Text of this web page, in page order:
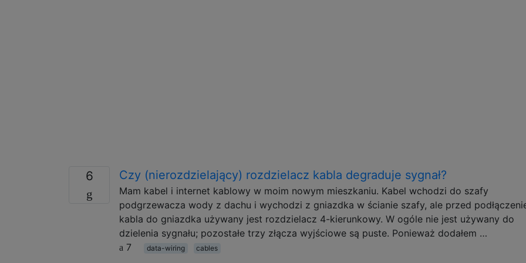
6 Czy (nierozdzielający) rozdzielacz kabla degraduje sygnał?
Mam kabel i internet kablowy w moim nowym mieszkaniu. Kabel wchodzi do szafy
podgrzewacza wody z dachu i wychodzi z gniazdka w ścianie szafy, ale przed
kabla do gniazdka używany jest rozdzielacz 4-kierunkowy. W ogóle nie jest używany do
dzielenia sygnału; pozostałe trzy złącza wyjściowe są puste. Ponieważ dodałem …
7
data-wiring cables